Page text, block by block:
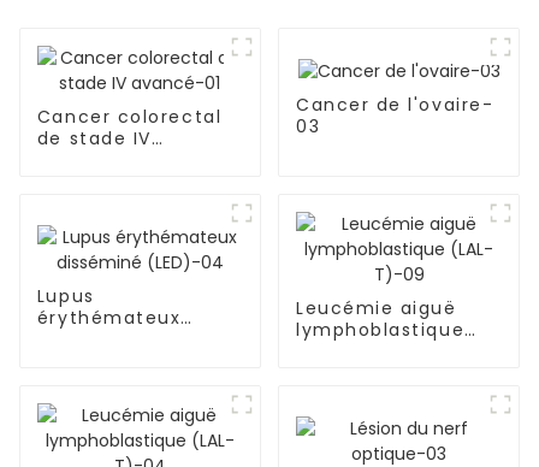
Cancer colorectal
de stade IV
Cancer de l'ovaire-
03
Lupus
érythémateux
Leucémie aiguë
lymphoblastique